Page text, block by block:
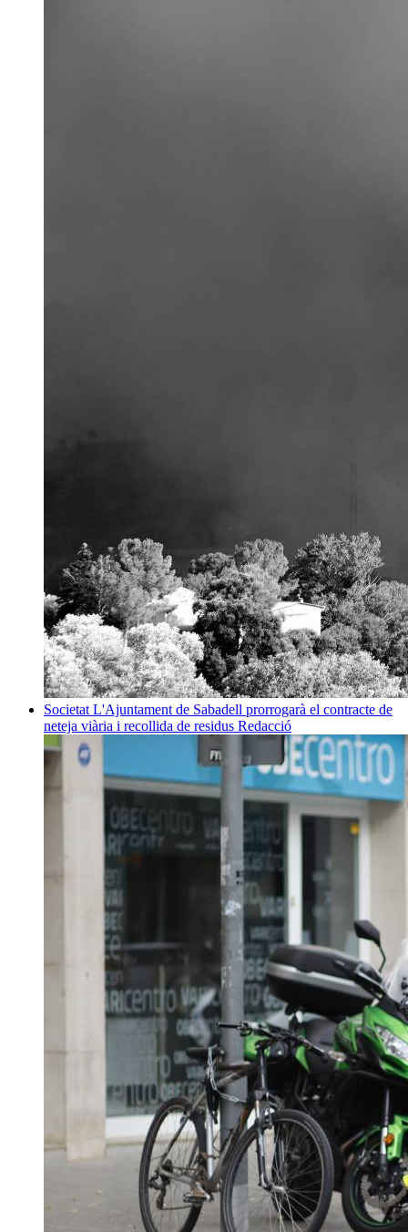
Societat L'Ajuntament de Sabadell prorrogarà el contracte de
neteja viària i recollida de residus Redacció